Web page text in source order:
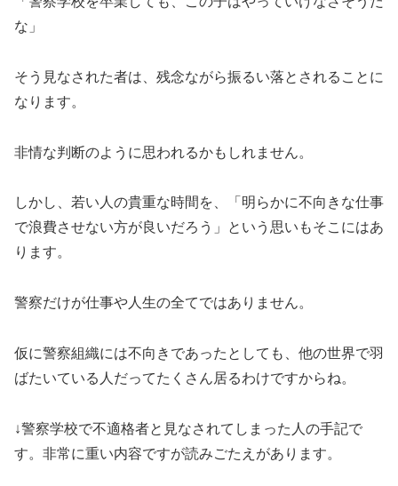
な」
そう見なされた者は、残念ながら振るい落とされることに
なります。
非情な判断のように思われるかもしれません。
しかし、若い人の貴重な時間を、「明らかに不向きな仕事
で浪費させない方が良いだろう」という思いもそこにはあ
ります。
警察だけが仕事や人生の全てではありません。
仮に警察組織には不向きであったとしても、他の世界で羽
ばたいている人だってたくさん居るわけですからね。
↓警察学校で不適格者と見なされてしまった人の手記で
す。非常に重い内容ですが読みごたえがあります。